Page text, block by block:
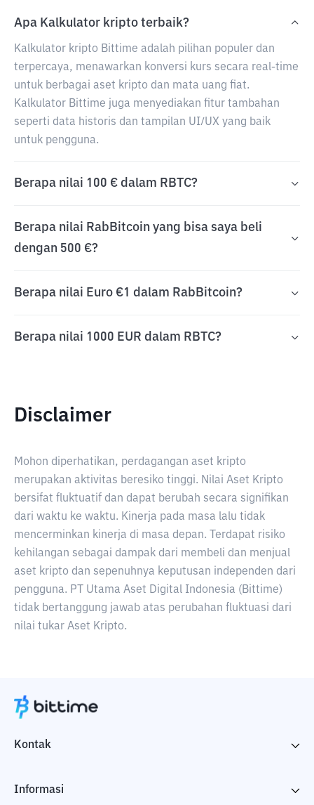
Apa Kalkulator kripto terbaik?
Kalkulator kripto Bittime adalah pilihan populer dan
terpercaya, menawarkan konversi kurs secara real-time
untuk berbagai aset kripto dan mata uang fiat.
Kalkulator Bittime juga menyediakan fitur tambahan
seperti data historis dan tampilan UI/UX yang baik
untuk pengguna.
Berapa nilai 100 € dalam RBTC?
Berapa nilai RabBitcoin yang bisa saya beli
dengan 500 €?
Berapa nilai Euro €1 dalam RabBitcoin?
Berapa nilai 1000 EUR dalam RBTC?
Disclaimer
Mohon diperhatikan, perdagangan aset kripto
merupakan aktivitas beresiko tinggi. Nilai Aset Kripto
bersifat fluktuatif dan dapat berubah secara signifikan
dari waktu ke waktu. Kinerja pada masa lalu tidak
mencerminkan kinerja di masa depan. Terdapat risiko
kehilangan sebagai dampak dari membeli dan menjual
aset kripto dan sepenuhnya keputusan independen dari
pengguna. PT Utama Aset Digital Indonesia (Bittime)
tidak bertanggung jawab atas perubahan fluktuasi dari
nilai tukar Aset Kripto.
Kontak
Informasi